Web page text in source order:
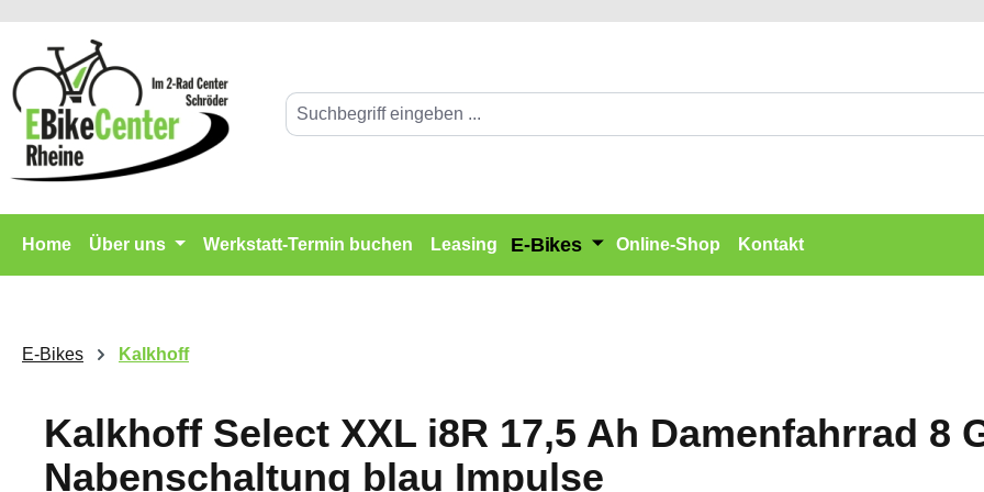
Zur Hauptnavigation springen
Home Über uns Werkstatt-Termin buchen Leasing E-Bikes Online-Shop Kontakt
E-Bikes Kalkhoff
Kalkhoff Select XXL i8R 17,5 Ah Damenfahrrad 8
Nabenschaltung blau Impulse